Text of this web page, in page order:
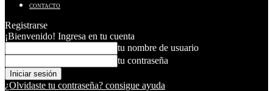
CONTACTO
Registrarse
¡Bienvenido! Ingresa en tu cuenta
tu nombre de usuario
tu contraseña
¿Olvidaste tu contraseña? consigue ayuda